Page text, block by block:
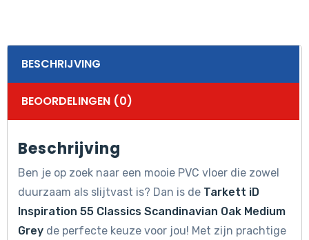
BESCHRIJVING
BEOORDELINGEN (0)
Beschrijving
Ben je op zoek naar een mooie PVC vloer die zowel
duurzaam als slijtvast is? Dan is de Tarkett iD
Inspiration 55 Classics Scandinavian Oak Medium
Grey de perfecte keuze voor jou! Met zijn prachtige